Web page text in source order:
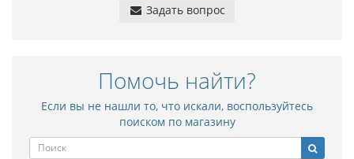
Задать вопрос
Помочь найти?
Если вы не нашли то, что искали, воспользуйтесь
поиском по магазину